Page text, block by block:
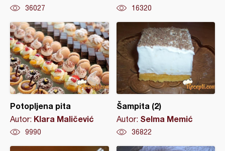
36027 16320
Potopljena pita
Autor: Klara Maličević
9990
Šampita (2)
Autor: Selma Memić
36822